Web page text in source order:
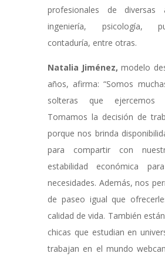
profesionales de diversas
ingeniería, psicología,
contaduría, entre otras.
Natalia Jiménez, modelo
años, afirma: “Somos
solteras que ejercemos
Tomamos la decisión de
porque nos brinda
para compartir con
estabilidad económica
necesidades. Además, nos
de paseo igual que
calidad de vida. También
chicas que estudian en
trabajan en el mundo